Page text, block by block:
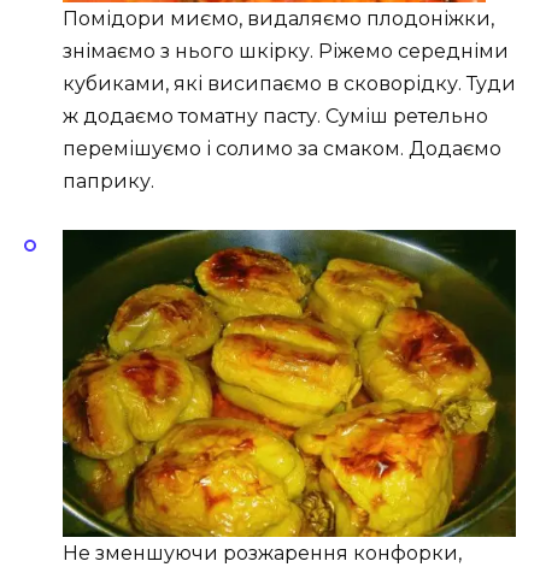
Помідори миємо, видаляємо плодоніжки,
знімаємо з нього шкірку. Ріжемо середніми
кубиками, які висипаємо в сковорідку. Туди
ж додаємо томатну пасту. Суміш ретельно
перемішуємо і солимо за смаком. Додаємо
паприку.
Не зменшуючи розжарення конфорки,